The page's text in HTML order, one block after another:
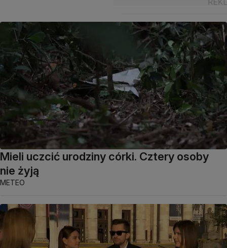
Mieli uczcić urodziny córki. Cztery osoby
nie żyją
METEO